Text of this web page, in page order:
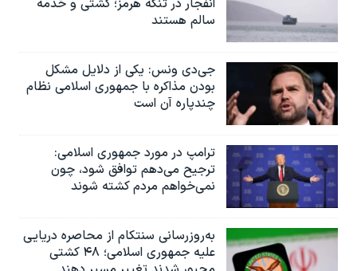
انفجار در تنگه هرمز؛ کشتی و خدمه
سالم هستند
جی‌دی ونس: یکی از دلایل مشکل
بودن مذاکره با جمهوری اسلامی نظام
چندپاره آن است
ترامپ در مورد جمهوری اسلامی:
ترجیح می‌دهم توافق شود، چون
نمی‌خواهم مردم کشته شوند
به‌روزرسانی سنتکام از محاصره دریایی
علیه جمهوری اسلامی؛ ۴۸ کشتی